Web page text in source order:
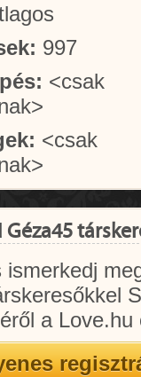
997
<csak
<csak
ismerkedj
a Love.hu